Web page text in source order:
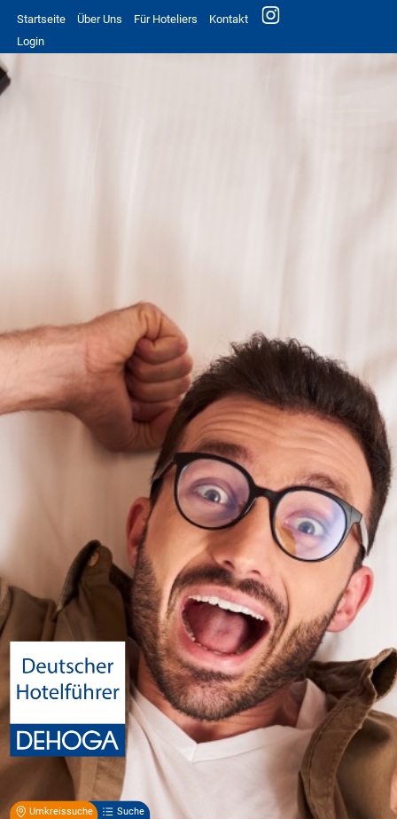
Startseite Über Uns Für Hoteliers
Kontakt
Login
Umkreissuche Suche